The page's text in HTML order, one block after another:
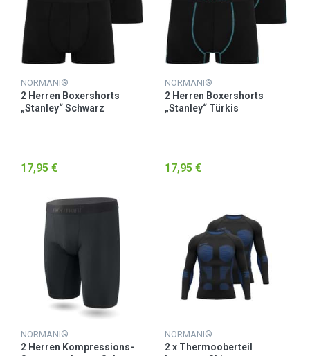
NORMANI®
2 Herren Boxershorts
„Stanley“ Schwarz
17,95 €
NORMANI®
2 Herren Boxershorts
„Stanley“ Türkis
17,95 €
NORMANI®
2 Herren Kompressions-
NORMANI®
2 x Thermooberteil